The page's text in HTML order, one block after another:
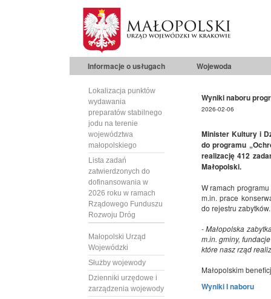
Informacje o usługach Wojewoda
Lokalizacja punktów
wydawania
preparatów stabilnego
jodu na terenie
województwa
małopolskiego
Lista zadań
zatwierdzonych do
dofinansowania w
2026 roku w ramach
Rządowego Funduszu
Rozwoju Dróg
Małopolski Urząd
Wojewódzki
Służby wojewody
Dzienniki urzędowe i
zarządzenia wojewody
Wyniki naboru
2026-02-06
Minister Kultury i
do programu
realizację 412
Małopolski.
W ramach
m.in. prace
do rejestru
-Małopolska
m.in. gminy,
które nasz rząd
Małopolskim
Wyniki I naboru